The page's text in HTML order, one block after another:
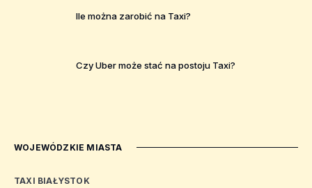
Ile można zarobić na Taxi?
Czy Uber może stać na postoju Taxi?
WOJEWÓDZKIE MIASTA
TAXI BIAŁYSTOK